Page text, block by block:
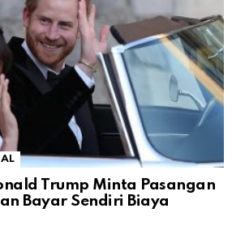
Trump Minta Pasangan
Bayar Sendiri Biaya